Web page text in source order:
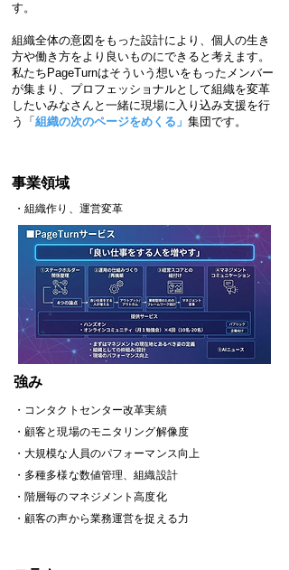
す。
組織全体の意図をもった設計により、個人の生き
方や働き方を​より良いものにできると考えます。
私たちPageTurnはそういう想いをもったメンバー
が集まり、プロフェッショナルとして組織を変革
したいみなさんと一緒に​現場に入り込み支援を行
う「 組織の次のページをめくる」 集団です。
​事業領域
・組織作り、運営変革
​強み
・コンタクトセンター改革実績
・顧客と現場のモニタリング解像度
・大規模な人員のパフォーマンス向上
・多種多様な数値管理、組織設計
・階層毎のマネジメント高度化
・顧客の声から業務運営を捉える力